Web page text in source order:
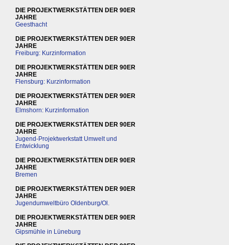
DIE PROJEKTWERKSTÄTTEN DER 90ER
JAHRE
Geesthacht
DIE PROJEKTWERKSTÄTTEN DER 90ER
JAHRE
Freiburg: Kurzinformation
DIE PROJEKTWERKSTÄTTEN DER 90ER
JAHRE
Flensburg: Kurzinformation
DIE PROJEKTWERKSTÄTTEN DER 90ER
JAHRE
Elmshorn: Kurzinformation
DIE PROJEKTWERKSTÄTTEN DER 90ER
JAHRE
Jugend-Projektwerkstatt Umwelt und
Entwicklung
DIE PROJEKTWERKSTÄTTEN DER 90ER
JAHRE
Bremen
DIE PROJEKTWERKSTÄTTEN DER 90ER
JAHRE
Jugendumweltbüro Oldenburg/Ol.
DIE PROJEKTWERKSTÄTTEN DER 90ER
JAHRE
Gipsmühle in Lüneburg